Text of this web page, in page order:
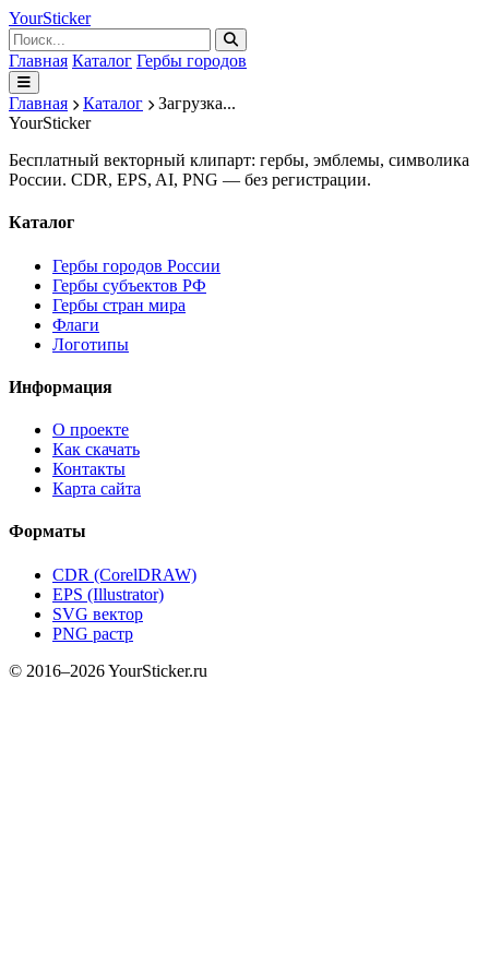
YourSticker
Главная Каталог Гербы городов
Главная Каталог
Загрузка...
YourSticker
Бесплатный векторный клипарт: гербы, эмблемы, символика
России. CDR, EPS, AI, PNG — без регистрации.
Каталог
Гербы городов России
Гербы субъектов РФ
Гербы стран мира
Флаги
Логотипы
Информация
О проекте
Как скачать
Контакты
Карта сайта
Форматы
CDR (CorelDRAW)
EPS (Illustrator)
SVG вектор
PNG растр
© 2016–2026 YourSticker.ru